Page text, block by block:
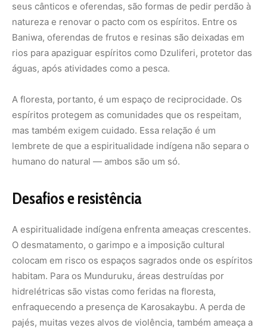
seus cânticos e oferendas, são formas de pedir perdão à
natureza e renovar o pacto com os espíritos. Entre os
Baniwa, oferendas de frutos e resinas são deixadas em
rios para apaziguar espíritos como Dzuliferi, protetor das
águas, após atividades como a pesca.
A floresta, portanto, é um espaço de reciprocidade. Os
espíritos protegem as comunidades que os respeitam,
mas também exigem cuidado. Essa relação é um
lembrete de que a espiritualidade indígena não separa o
humano do natural — ambos são um só.
Desafios e resistência
A espiritualidade indígena enfrenta ameaças crescentes.
O desmatamento, o garimpo e a imposição cultural
colocam em risco os espaços sagrados onde os espíritos
habitam. Para os Munduruku, áreas destruídas por
hidrelétricas são vistas como feridas na floresta,
enfraquecendo a presença de Karosakaybu. A perda de
pajés, muitas vezes alvos de violência, também ameaça a